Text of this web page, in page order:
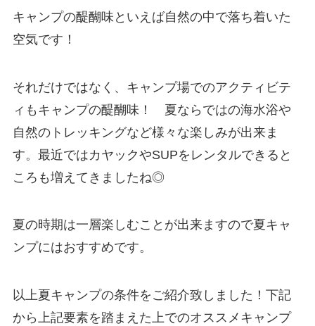
キャンプの醍醐味といえば自然の中で落ち着いた
空気です！
それだけではなく、キャンプ場でのアクティビテ
ィもキャンプの醍醐味！ 夏ならではの海水浴や
自然のトレッキングなど様々な楽しみが出来ま
す。最近ではカヤックやSUPをレンタルできると
ころも増えてきましたね◎
夏の時期は一層楽しむことが出来ますので夏キャ
ンプにはおすすめです。
以上夏キャンプの条件をご紹介致しました！下記
から上記要素を踏まえた上でのオススメキャンプ